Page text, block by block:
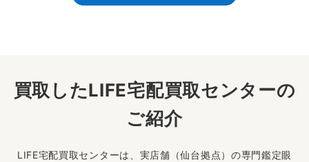
買取したLIFE宅配買取センターの
ご紹介
LIFE宅配買取センターは、実店舗（仙台拠点）の専門鑑定眼